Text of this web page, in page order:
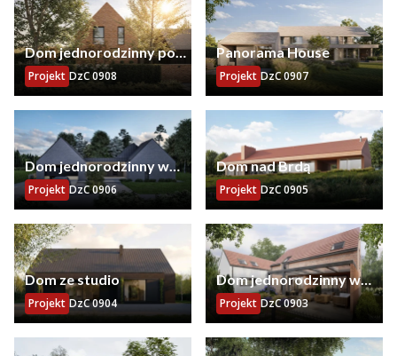
Dom jednorodzinny pod
Wrocławiem
Projekt DzC 0908
Panorama House
Projekt DzC 0907
Dom jednorodzinny w
Zavadach
Projekt DzC 0906
Dom nad Brdą
Projekt DzC 0905
Dom ze studio
Projekt DzC 0904
Dom jednorodzinny w
Lamkach
Projekt DzC 0903